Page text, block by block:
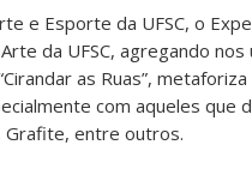
e Esporte da UFSC, o
da UFSC, agregando
as Ruas”,
com aqueles que
Grafite, entre outros.